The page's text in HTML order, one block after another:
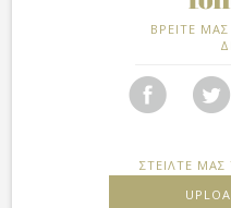
ΒΡΕΙΤΕ
ΣΤΕΙΛΤΕ ΜΑΣ